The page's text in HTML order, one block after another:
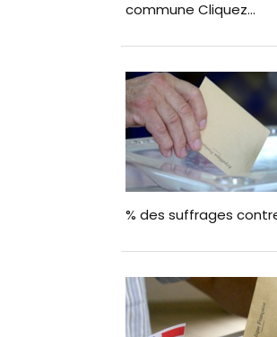
commune Cliquez...
% des suffrages